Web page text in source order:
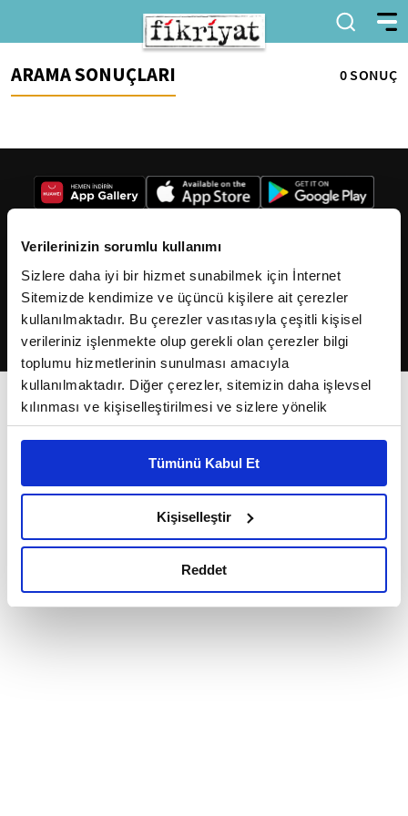
Verilerinizin sorumlu kullanımı
Sizlere daha iyi bir hizmet sunabilmek için İnternet
Sitemizde kendimize ve üçüncü kişilere ait çerezler
kullanılmaktadır. Bu çerezler vasıtasıyla çeşitli kişisel
verileriniz işlenmekte olup gerekli olan çerezler bilgi
toplumu hizmetlerinin sunulması amacıyla
kullanılmaktadır. Diğer çerezler, sitemizin daha işlevsel
kılınması ve kişiselleştirilmesi ve sizlere yönelik
reklam/pazarlama faaliyetlerinin yapılması, amaçlarıyla
Çerezlere ilişkin tercihlerinizi çerez paneli vasıtasıyla
belirleyebilirsiniz. Çerezlere ilişkin detaylı bilgi için
Ayarlar butonuna tıklayabilir,Çerez Bilgilendirme
Metnimizi ziyaret edebilirsiniz.
okumak ve sitemizi ziyaretiniz kapsamında
Tümünü Kabul Et
Kişiselleştir
Reddet
ARAMA SONUÇLARI 0 SONUÇ
2026Fikriyat. Tüm hakları saklıdır.